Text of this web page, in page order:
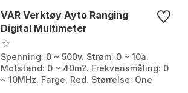
VAR Verktøy Ayto Ranging
Digital Multimeter
Spenning: 0 ~ 500v. Strøm: 0 ~ 10a.
Motstand: 0 ~ 40m?. Frekvensmåling: 0
~ 10MHz. Farge: Red. Størrelse: One